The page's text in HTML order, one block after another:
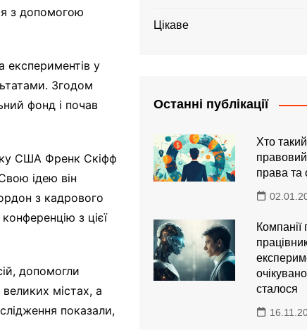
з допомогою
експериментів у
Згодом
фонд і почав
США Френк Скіфф
ідею він
з кадрового
з цієї
допомогли
містах, а
показали,
Цікаве
Останні публікації
Хто
правовий
права та
сталося